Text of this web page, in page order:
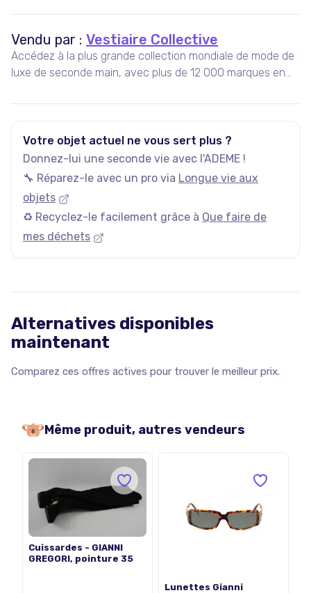
Vendu par : Vestiaire Collective
Accédez à la plus grande collection mondiale de mode de
luxe de seconde main, avec plus de 12 000 marques en
nouveaux articles ajoutés chaque jour.
Votre objet actuel ne vous sert plus ?
Donnez-lui une seconde vie avec l'ADEME !
🔧 Réparez-le avec un pro via Longue vie aux
objets
♻️ Recyclez-le facilement grâce à Que faire de
mes déchets
Alternatives disponibles
maintenant
Comparez ces offres actives pour trouver le meilleur prix.
Même produit, autres vendeurs
Cuissardes - GIANNI
GREGORI, pointure 35
Lunettes Gianni